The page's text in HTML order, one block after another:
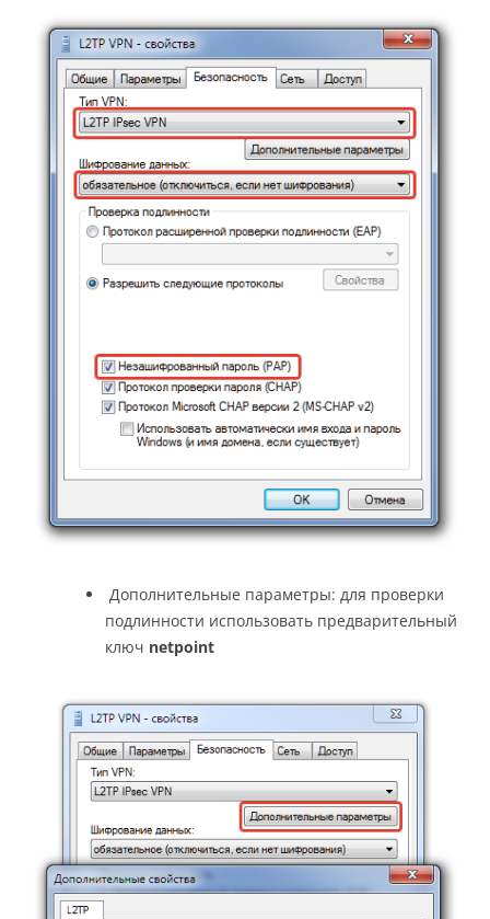
Дополнительные параметры: для проверки
подлинности использовать предварительный
ключ netpoint